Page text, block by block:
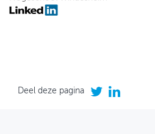
Deel deze pagina